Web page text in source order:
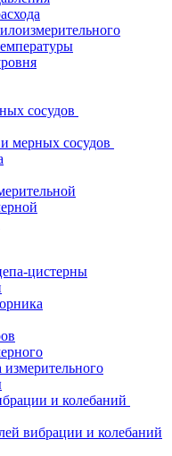
сосудов
мерных сосудов
цистерны
и колебаний
вибрации и колебаний